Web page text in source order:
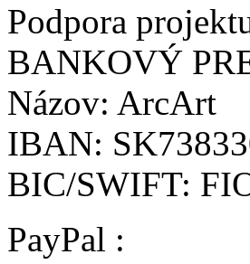
Podpora
BANKOVÝ
Názov: ArcArt
IBAN:
BIC/SWIFT:
PayPal :